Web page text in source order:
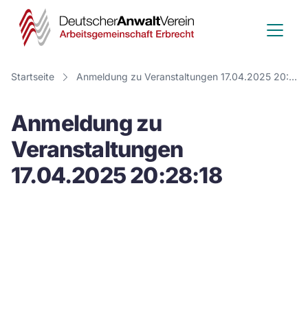
Deutscher
Anwalt
Verein
Startseite Anmeldung zu Veranstaltungen 17.04.2025 20:28:18
Anmeldung zu
Veranstaltungen
17.04.2025 20:28:18